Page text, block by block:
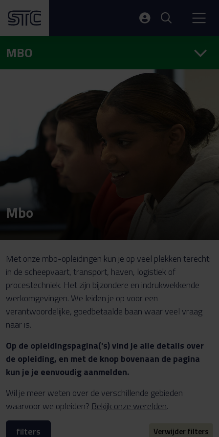
MBO
Mbo
Met onze mbo-opleidingen kun je op veel plekken terecht:
in de scheepvaart, transport, haven, logistiek of
procestechniek. Het zijn bijzondere en indrukwekkende
werkomgevingen. We leiden je op voor een
verantwoordelijke, goedbetaalde baan waar veel vraag
naar is.
Op de opleidingspagina('s) vind je alle details over
de opleiding, en met de knop bovenaan de pagina
kun je je eenvoudig aanmelden.
Wil je meer weten over de verschillende gebieden
waarvoor we opleiden? Bekijk onze werelden.
filters
Verwijder filters